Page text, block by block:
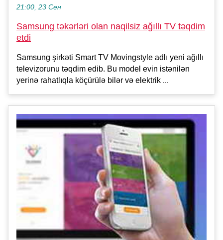
21:00, 23 Сен
Samsung təkərləri olan naqilsiz ağıllı TV təqdim
etdi
Samsung şirkəti Smart TV Movingstyle adlı yeni ağıllı
televizorunu təqdim edib. Bu model evin istənilən
yerinə rahatlıqla köçürülə bilər və elektrik ...